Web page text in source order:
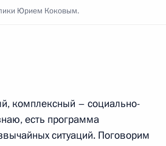
Юрием Коковым.
комплексный – социально-
есть программа
ситуаций. Поговорим